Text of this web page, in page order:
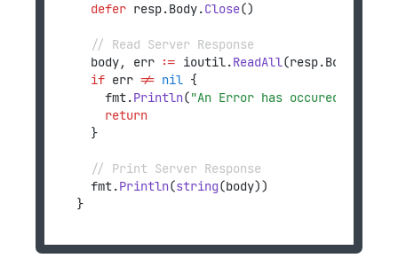
defer resp.Body.Close()
// Read Server Response
	body, err
:= ioutil.ReadAll(resp.Body)
if err != nil {
		fmt.
Println("An Error has occured
return
	}
// Print Server Response
	fmt.
Println(string(body))
}